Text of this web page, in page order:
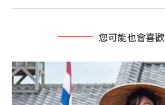
您可能也會喜歡